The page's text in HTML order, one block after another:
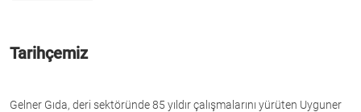
Tarihçemiz
Gelner Gıda, deri sektöründe 85 yıldır çalışmalarını yürüten Uyguner